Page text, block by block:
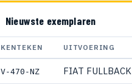
Nieuwste exemplaren
KENTEKEN UITVOERING
V-470-NZ FIAT FULLBACK